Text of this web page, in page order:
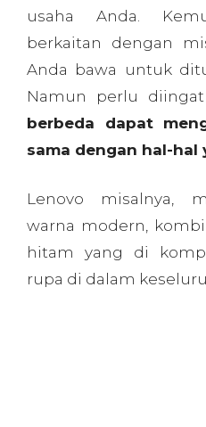
usaha Anda.
berkaitan dengan
Anda bawa untuk
Namun perlu
berbeda dapat
sama dengan hal-hal
Lenovo misalnya,
warna modern,
hitam yang di
rupa di dalam